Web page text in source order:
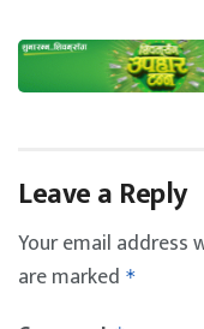
Leave a Reply
Your email address
are marked *